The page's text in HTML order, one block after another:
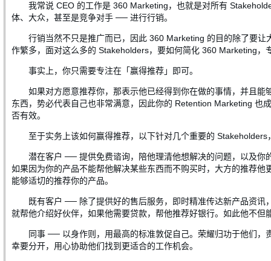
我常说 CEO 的工作是 360 Marketing，也就是对所有
体、大众，甚至是竞争对手 ── 进行行销。
行销当然不只是推广而已，因此 360 Marketing 的目的除了要
作繁多，面对这么多的 Stakeholders，要如何简化 360 Marketing，
事实上，你只需要专注在「赢得推荐」即可。
如果对方愿意推荐你，那表示他已经得到你在做的事情，并且
东西，势必代表自己也非常满意，因此你的 Retention Marketing
否有效。
至于实务上该如何赢得推荐，以下针对几个重要的 Stakeholders
潜在客户 ── 提供免费谘询，陪他理清他想解决的问题，以及
如果因为你的产品不能帮他解决某些东西而不购买时，大方的推荐
能够适切的推荐你的产品。
既有客户 ── 除了提供好的售后服务，即时精准传达新产品资
就帮他介绍好伙伴，如果他需要贷款，帮他推荐好银行。如此他不
同事 ── 以身作则，用最高的标准敦促自己。荣耀归功于他们
幸要分开，用心协助他们找到更适合的工作机会。